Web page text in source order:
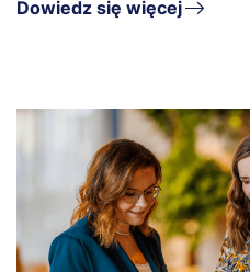
Dowiedz się więcej